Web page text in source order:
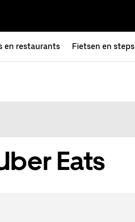
en restaurants Fietsen en steps
Eats